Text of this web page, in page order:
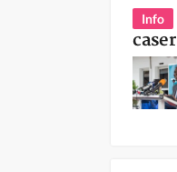
Info